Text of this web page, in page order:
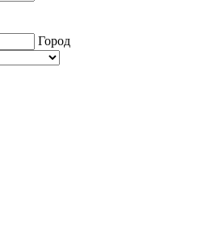
Город